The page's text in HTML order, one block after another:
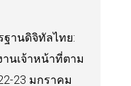
ฐานดิจิทัลไทย:
นเจ้าหน้าที่ตาม
23 มกราคม